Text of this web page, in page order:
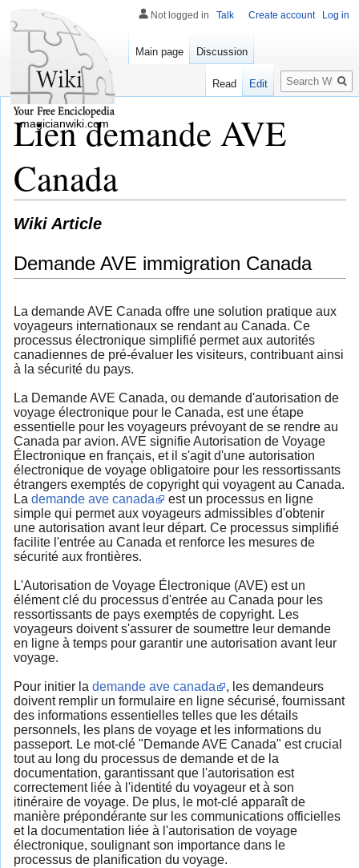
Lien demande AVE
Canada
Wiki Article
Demande AVE immigration Canada
La demande AVE Canada offre une solution pratique aux
voyageurs internationaux se rendant au Canada. Ce
processus électronique simplifié permet aux autorités
canadiennes de pré-évaluer les visiteurs, contribuant ainsi
à la sécurité du pays.
La Demande AVE Canada, ou demande d'autorisation de
voyage électronique pour le Canada, est une étape
essentielle pour les voyageurs prévoyant de se rendre au
Canada par avion. AVE signifie Autorisation de Voyage
Électronique en français, et il s'agit d'une autorisation
électronique de voyage obligatoire pour les ressortissants
étrangers exemptés de copyright qui voyagent au Canada.
La demande ave canada
est un processus en ligne
simple qui permet aux voyageurs admissibles d'obtenir
une autorisation avant leur départ. Ce processus simplifié
facilite l'entrée au Canada et renforce les mesures de
sécurité aux frontières.
L'Autorisation de Voyage Électronique (AVE) est un
élément clé du processus d'entrée au Canada pour les
ressortissants de pays exemptés de copyright. Les
voyageurs doivent s'assurer de soumettre leur demande
en ligne à temps pour garantir une autorisation avant leur
voyage.
Pour initier la demande ave canada
, les demandeurs
doivent remplir un formulaire en ligne sécurisé, fournissant
des informations essentielles telles que les détails
personnels, les plans de voyage et les informations du
passeport. Le mot-clé "Demande AVE Canada" est crucial
tout au long du processus de demande et de la
documentation, garantissant que l'autorisation est
correctement liée à l'identité du voyageur et à son
itinéraire de voyage. De plus, le mot-clé apparaît de
manière prépondérante sur les communications officielles
et la documentation liée à l'autorisation de voyage
électronique, soulignant son importance dans le
processus de planification du voyage.
Not logged in Talk Create account Log in
Main page Discussion
Read Edit
Search
magicianwiki.com